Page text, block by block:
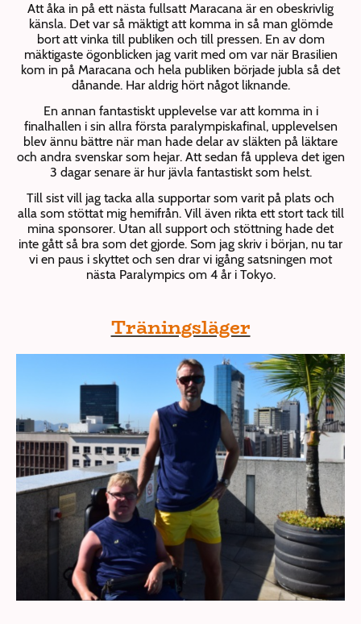
Att åka in på ett nästa fullsatt Maracana är en obeskrivlig
känsla. Det var så mäktigt att komma in så man glömde
bort att vinka till publiken och till pressen. En av dom
mäktigaste ögonblicken jag varit med om var när Brasilien
kom in på Maracana och hela publiken började jubla så det
dånande. Har aldrig hört något liknande.
En annan fantastiskt upplevelse var att komma in i
finalhallen i sin allra första paralympiskafinal, upplevelsen
blev ännu bättre när man hade delar av släkten på läktare
och andra svenskar som hejar. Att sedan få uppleva det igen
3 dagar senare är hur jävla fantastiskt som helst.
Till sist vill jag tacka alla supportar som varit på plats och
alla som stöttat mig hemifrån. Vill även rikta ett stort tack till
mina sponsorer. Utan all support och stöttning hade det
inte gått så bra som det gjorde. Som jag skriv i början, nu tar
vi en paus i skyttet och sen drar vi igång satsningen mot
nästa Paralympics om 4 år i Tokyo.
Träningsläger